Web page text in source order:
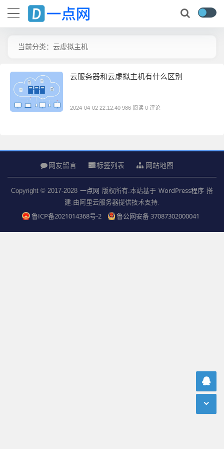
当前分类：云虚拟主机
云服务器和云虚拟主机有什么区别
2024-04-02 22:12:40 986 阅读 0 评论
网友留言 标签列表 网站地图
Copyright © 2017-2028 一点网 版权所有.本站基于 WordPress程序 搭
建.由阿里云服务器提供技术支持.
鲁ICP备2021014368号-2 鲁公网安备 37087302000041